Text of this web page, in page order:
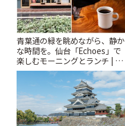
青葉通の緑を眺めながら、静か
な時間を。仙台「Echoes」で
楽しむモーニングとランチ | こ
とりっぷ